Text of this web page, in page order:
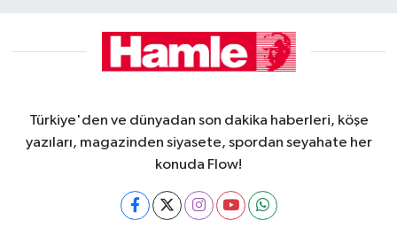
Türkiye'den ve dünyadan son dakika haberleri, köşe
yazıları, magazinden siyasete, spordan seyahate her
konuda Flow!